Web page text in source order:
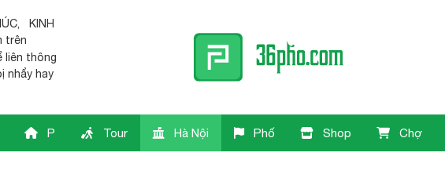
,
KINH
trên
liên thông
nhẩy hay
P Tour Hà Nội Phố Shop Chợ